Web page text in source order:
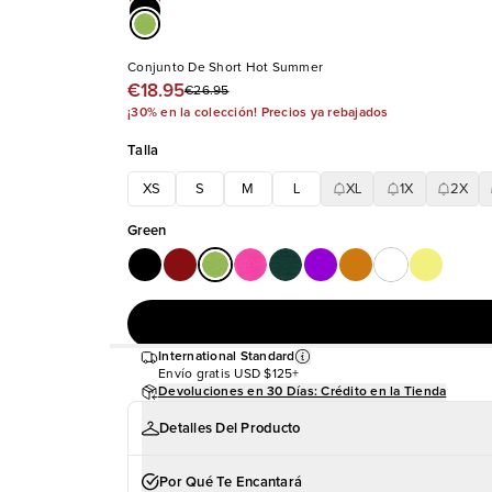
Conjunto De Short Hot Summer
€18.95€26.95
¡30% en la colección! Precios ya rebajados
Talla
XS S M XL 1X 2X
Green
International Standard
Envío gratis USD $125+
Devoluciones en 30 Días: Crédito en la Tienda
Detalles Del Producto
Por Qué Te Encantará